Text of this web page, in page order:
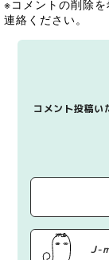
※コメントの削除
連絡ください。
コメント投稿い
J-